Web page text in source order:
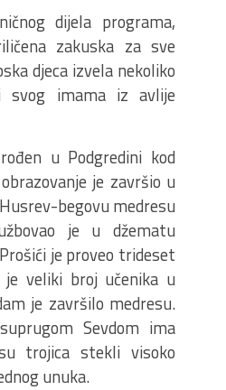
dijela programa,
zakuska za sve
djeca izvela nekoliko
imama iz avlije
u Podgredini kod
je završio u
begovu medresu
je u džematu
je proveo trideset
je veliki broj učenika u
je završilo medresu.
Sevdom ima
trojica stekli visoko
unuka.